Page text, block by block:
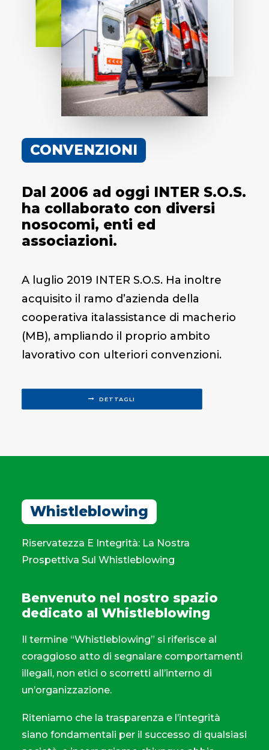
CONVENZIONI
Dal 2006 ad oggi INTER S.O.S.
ha collaborato con diversi
nosocomi, enti ed
associazioni.
A luglio 2019 INTER S.O.S. Ha inoltre
acquisito il ramo d’azienda della
cooperativa italassistance di macherio
(MB), ampliando il proprio ambito
lavorativo con ulteriori convenzioni.
DETTAGLI
Whistleblowing
Riservatezza E Integrità: La Nostra
Prospettiva Sul Whistleblowing
Benvenuto nel nostro spazio
dedicato al Whistleblowing
Il termine “Whistleblowing” si riferisce al
coraggioso atto di segnalare comportamenti
illegali, non etici o scorretti all’interno di
un’organizzazione.
Riteniamo che la trasparenza e l’integrità
siano fondamentali per il successo di qualsiasi